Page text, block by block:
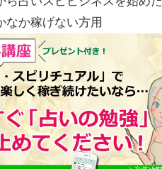
なか稼げない方用